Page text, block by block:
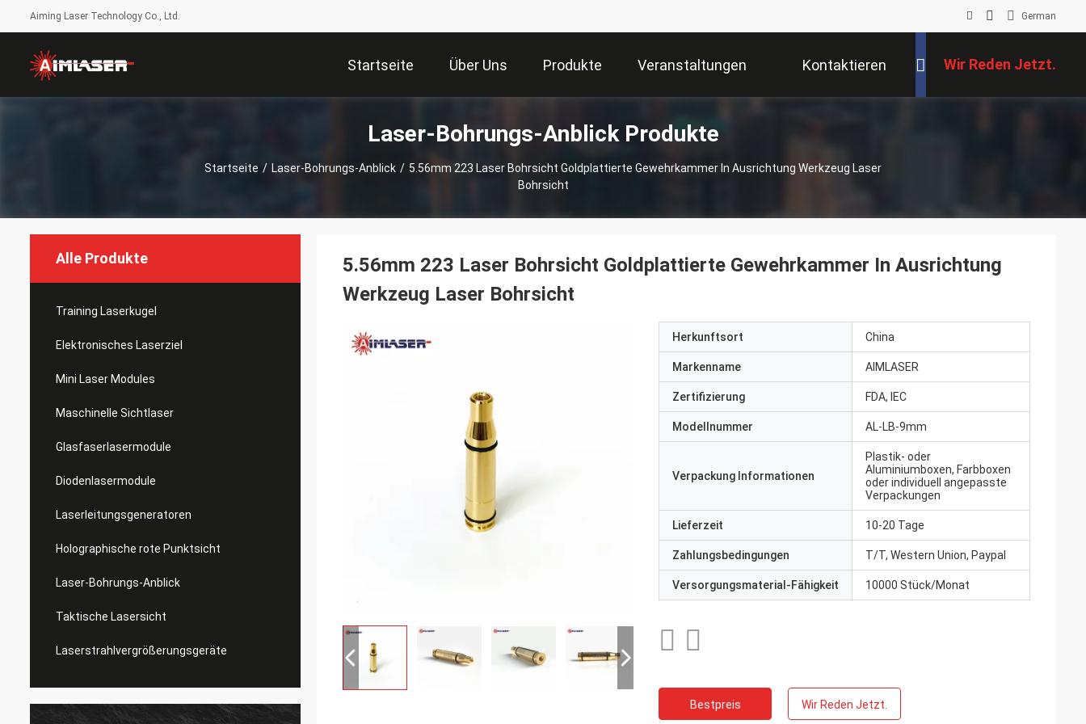
Aiming Laser Technology Co., Ltd. German
Startseite Über Uns Produkte Veranstaltungen Kontaktieren Wir Reden Jetzt.
Laser-Bohrungs-Anblick Produkte
Startseite / Laser-Bohrungs-Anblick / 5.56mm 223 Laser Bohrsicht Goldplattierte Gewehrkammer In Ausrichtung Werkzeug Laser
Bohrsicht
Alle Produkte
Training Laserkugel
Elektronisches Laserziel
Mini Laser Modules
Maschinelle Sichtlaser
Glasfaserlasermodule
Diodenlasermodule
Laserleitungsgeneratoren
Holographische rote Punktsicht
Laser-Bohrungs-Anblick
Taktische Lasersicht
Laserstrahlvergrößerungsgeräte
5.56mm 223 Laser Bohrsicht Goldplattierte Gewehrkammer In Ausrichtung
Werkzeug Laser Bohrsicht
Herkunftsort China
Markenname AIMLASER
Zertifizierung FDA, IEC
Modellnummer AL-LB-9mm
Verpackung Informationen
Plastik- oder
Aluminiumboxen, Farbboxen
oder individuell angepasste
Verpackungen
Lieferzeit 10-20 Tage
Zahlungsbedingungen T/T, Western Union, Paypal
Versorgungsmaterial-Fähigkeit 10000 Stück/Monat
Bestpreis Wir Reden Jetzt.